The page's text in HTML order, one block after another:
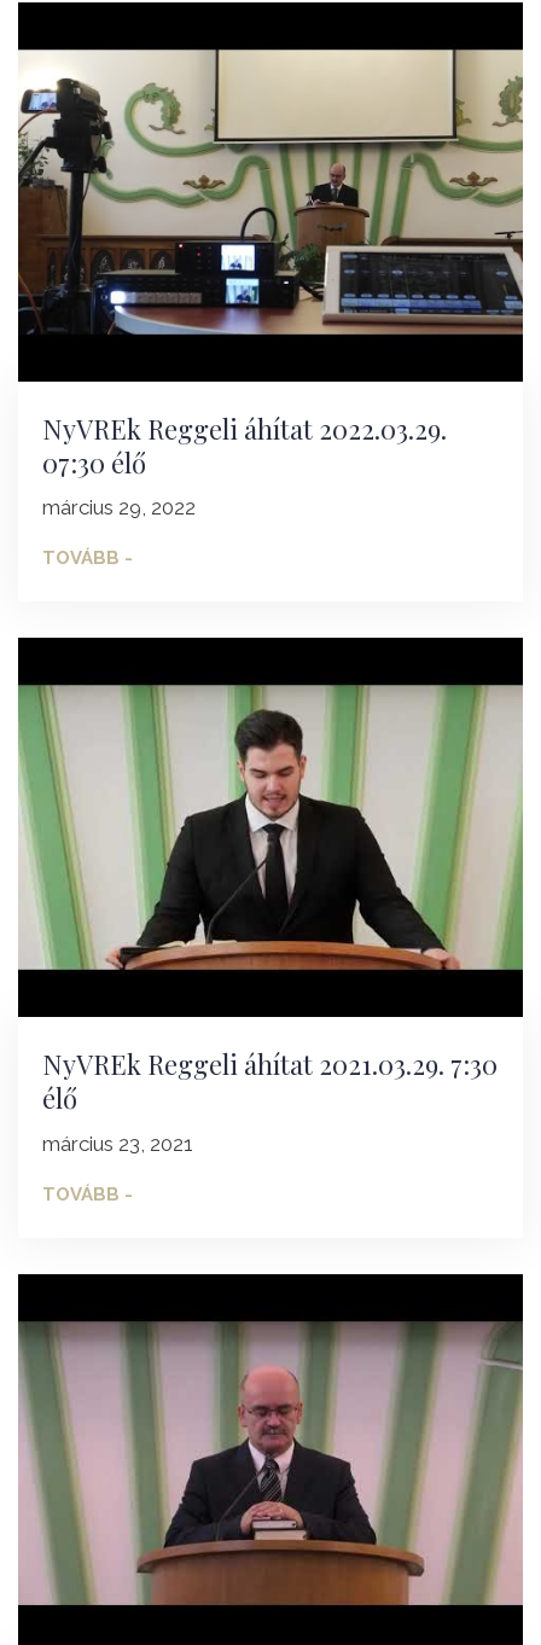
NyVREk Reggeli áhítat 2022.03.29.
07:30 élő
március 29, 2022
TOVÁBB -
NyVREk Reggeli áhítat 2021.03.29. 7:30
élő
március 23, 2021
TOVÁBB -